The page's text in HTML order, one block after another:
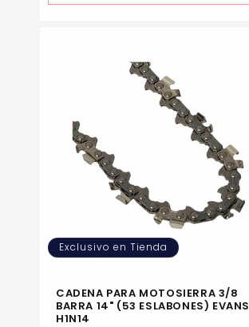
Exclusivo en Tienda
CADENA PARA MOTOSIERRA 3/8
BARRA 14" (53 ESLABONES) EVANS
H1N14